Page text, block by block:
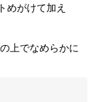
めがけて加え
上でなめらかに